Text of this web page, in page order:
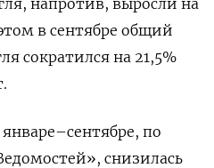
в сентябре общий
сократился на 21,5%
по
снизилась